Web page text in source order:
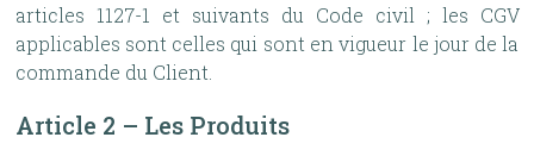
articles 1127-1 et suivants du Code civil ; les CGV
applicables sont celles qui sont en vigueur le jour de la
commande du Client.
Article 2 – Les Produits